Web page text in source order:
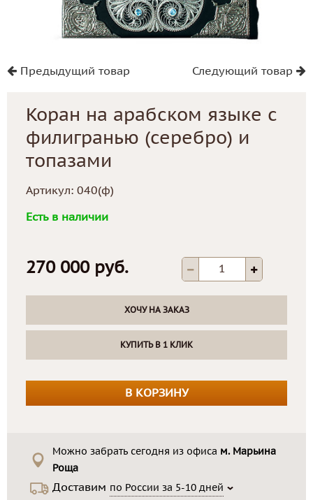
Предыдущий товар Следующий товар
Коран на арабском языке с
филигранью (серебро) и
топазами
Артикул: 040(ф)
Есть в наличии
270 000 руб.
ХОЧУ НА ЗАКАЗ
КУПИТЬ В 1 КЛИК
В КОРЗИНУ
Можно забрать сегодня из офиса м. Марьина
Роща
Доставим по России за 5-10 дней